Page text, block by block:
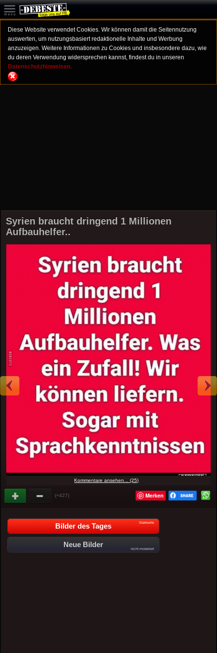
Diese Website verwendet Cookies. Wir können damit die Seitennutzung
auswerten, um nutzungsbasiert redaktionelle Inhalte und Werbung
anzuzeigen. Weitere Informationen zu Cookies und insbesondere dazu, wie
du deren Verwendung widersprechen kannst, findest du in unseren
Datenschutzhinweisen.
Syrien braucht dringend 1 Millionen
Aufbauhelfer..
Kommentare ansehen... (25)
(+427) Merken
Bilder des Tages Startseite
Neue Bilder
nicht moderiert